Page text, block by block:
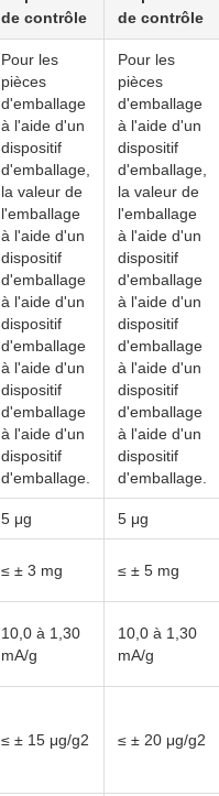
de contrôle
de contrôle
Pour les
pièces
d'emballage
à l'aide d'un
dispositif
d'emballage,
la valeur de
l'emballage
à l'aide d'un
dispositif
d'emballage
à l'aide d'un
dispositif
d'emballage
à l'aide d'un
dispositif
d'emballage
à l'aide d'un
dispositif
d'emballage.
Pour les
pièces
d'emballage
à l'aide d'un
dispositif
d'emballage,
la valeur de
l'emballage
à l'aide d'un
dispositif
d'emballage
à l'aide d'un
dispositif
d'emballage
à l'aide d'un
dispositif
d'emballage
à l'aide d'un
dispositif
d'emballage.
5 μg 5 μg
≤ ± 3 mg ≤ ± 5 mg
10,0 à 1,30
mA/g
10,0 à 1,30
mA/g
≤ ± 15 μg/g2 ≤ ± 20 μg/g2